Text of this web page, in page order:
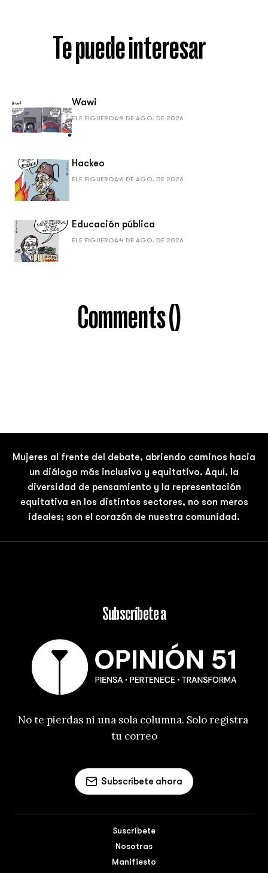
Te puede interesar
Wawi
ELE FIGUEROA 9 DE AGO. DE 2026
Hackeo
ELE FIGUEROA 6 DE AGO. DE 2026
Educación pública
ELE FIGUEROA 4 DE AGO. DE 2026
Comments ()
Mujeres al frente del debate, abriendo caminos hacia
un diálogo más inclusivo y equitativo. Aquí, la
diversidad de pensamiento y la representación
equitativa en los distintos sectores, no son meros
ideales; son el corazón de nuestra comunidad.
Subscríbete a
No te pierdas ni una sola columna. Solo registra
tu correo
Subscríbete ahora
Suscríbete
Nosotras
Manifiesto